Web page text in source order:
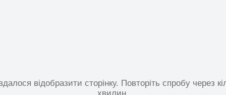
відобразити сторінку. Повторіть спробу через